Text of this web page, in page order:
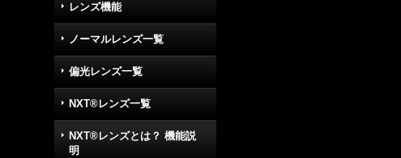
レンズ機能
ノーマルレンズ一覧
偏光レンズ一覧
NXT®レンズ一覧
NXT®レンズとは？ 機能説
明